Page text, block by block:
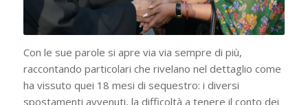
Con le sue parole si apre via via sempre di più,
raccontando particolari che rivelano nel dettaglio come
ha vissuto quei 18 mesi di sequestro: i diversi
spostamenti avvenuti, la difficoltà a tenere il conto dei